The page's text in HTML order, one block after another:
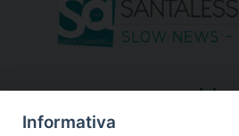
seguici su
Informativa